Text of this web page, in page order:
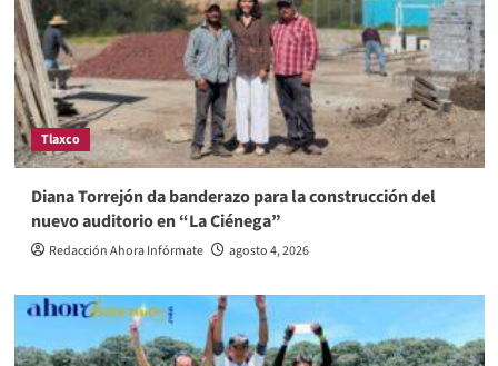
Tlaxco
Diana Torrejón da banderazo para la construcción del
nuevo auditorio en “La Ciénega”
Redacción Ahora Infórmate agosto 4, 2026